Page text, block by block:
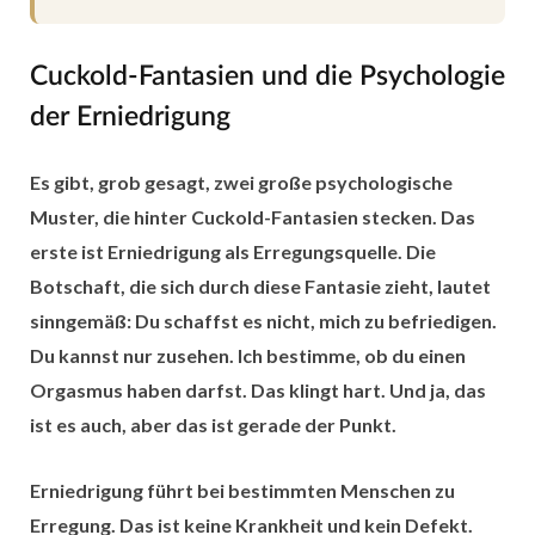
Cuckold-Fantasien und die Psychologie
der Erniedrigung
Es gibt, grob gesagt, zwei große psychologische
Muster, die hinter Cuckold-Fantasien stecken. Das
erste ist Erniedrigung als Erregungsquelle. Die
Botschaft, die sich durch diese Fantasie zieht, lautet
sinngemäß: Du schaffst es nicht, mich zu befriedigen.
Du kannst nur zusehen. Ich bestimme, ob du einen
Orgasmus haben darfst. Das klingt hart. Und ja, das
ist es auch, aber das ist gerade der Punkt.
Erniedrigung führt bei bestimmten Menschen zu
Erregung. Das ist keine Krankheit und kein Defekt.